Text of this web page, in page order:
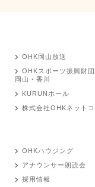
OHK岡山放送
OHKスポーツ振興財
岡山・香川
KURUNホール
株式会社OHKネットコ
OHKハウジング
アナウンサー朗読会
採用情報